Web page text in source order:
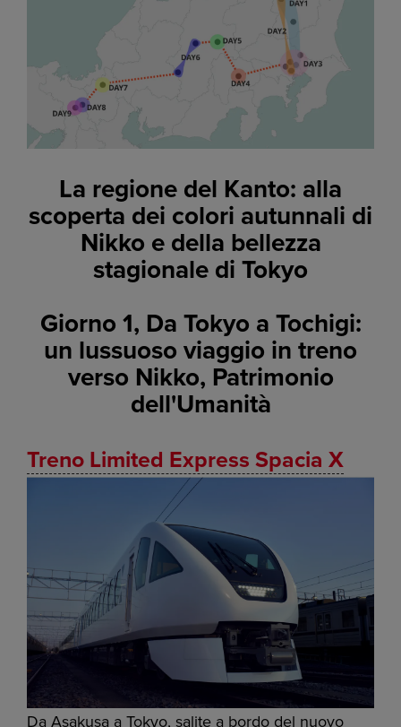
La regione del Kanto: alla
scoperta dei colori autunnali di
Nikko e della bellezza
stagionale di Tokyo
Giorno 1, Da Tokyo a Tochigi:
un lussuoso viaggio in treno
verso Nikko, Patrimonio
dell'Umanità
Treno Limited Express Spacia X
Da Asakusa a Tokyo, salite a bordo del nuovo